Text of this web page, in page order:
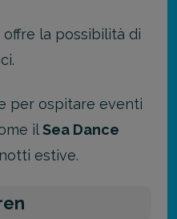
la possibilità di
per ospitare eventi
ilSea Dance
estive.